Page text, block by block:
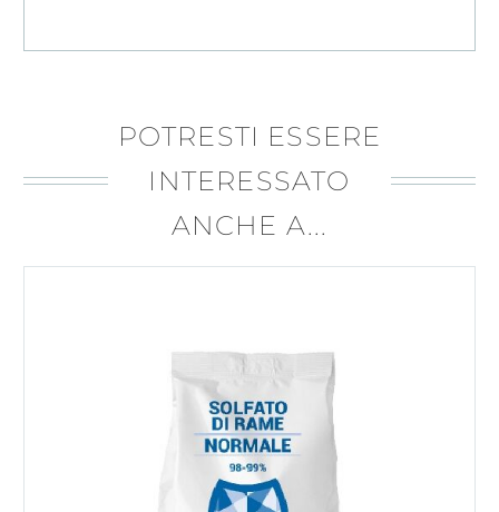
POTRESTI ESSERE
INTERESSATO
ANCHE A...